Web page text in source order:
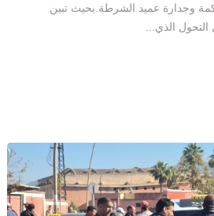
وجدارة عميد الشرطة.بحيث تبين
الذي...